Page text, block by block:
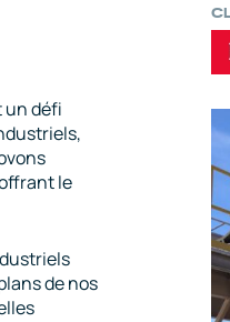
un défi
le
de nos